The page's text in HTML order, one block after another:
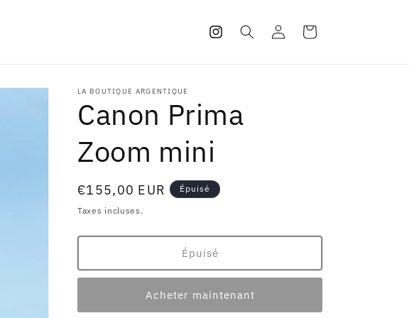
Instagram
ConnexionPanier
LA BOUTIQUE ARGENTIQUE
Canon Prima
Zoom mini
Prix
habituel
€155,00 EUR Épuisé
Taxes incluses.
Épuisé
Acheter maintenant